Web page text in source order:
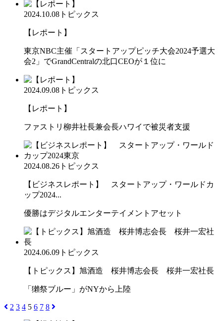
2024.10.08 トピックス
【レポート】
東京NBC主催「スタートアップピッチ大会2024予選大
会2」でGrandCentralの北口CEOが１位に
2024.09.08 トピックス
【レポート】
ファストリ柳井社長兼会長ハワイで被災者支援
2024.08.26 トピックス
【ビジネスレポート】 スタートアップ・ワールドカ
ップ2024...
優勝はデジタルエンターテイメントアセット
2024.06.09 トピックス
【トピックス】旭酒造 桜井博志会長 桜井一宏社長
「獺祭ブルー」がNYから上陸
2 3 4 5 6 7 8